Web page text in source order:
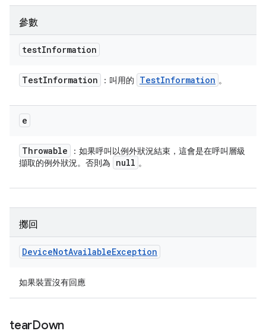
參數
testInformation
TestInformation ：叫用的 TestInformation 。
e
Throwable
：如果呼叫以例外狀況結束，這會是在呼叫層級
擷取的例外狀況。否則為
null 。
擲回
DeviceNotAvailableException
如果裝置沒有回應
tearDown